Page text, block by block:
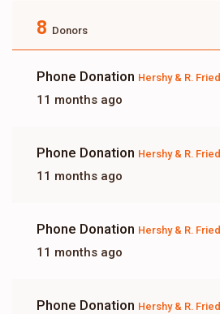
8 Donors
Phone Donation Hershy & R. Fried
11 months ago
Phone Donation Hershy & R. Fried
11 months ago
Phone Donation Hershy & R. Fried
11 months ago
Phone Donation Hershy & R. Fried